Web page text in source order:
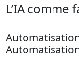
L’IA